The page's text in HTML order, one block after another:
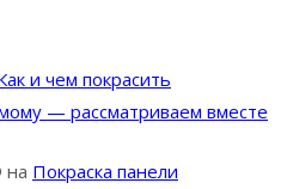
и чем покрасить
— рассматриваем вместе
на Покраска панели